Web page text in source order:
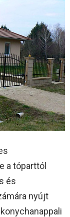
a tóparttól
és
nyújt